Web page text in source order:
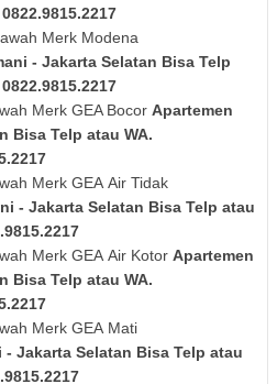
Merk Modena
- Jakarta Selatan Bisa Telp
Merk GEA Bocor Apartemen
Bisa Telp atau WA.
Merk GEA Air Tidak
- Jakarta Selatan Bisa Telp atau
Merk GEA Air Kotor Apartemen
Bisa Telp atau WA.
Merk GEA Mati
Jakarta Selatan Bisa Telp atau